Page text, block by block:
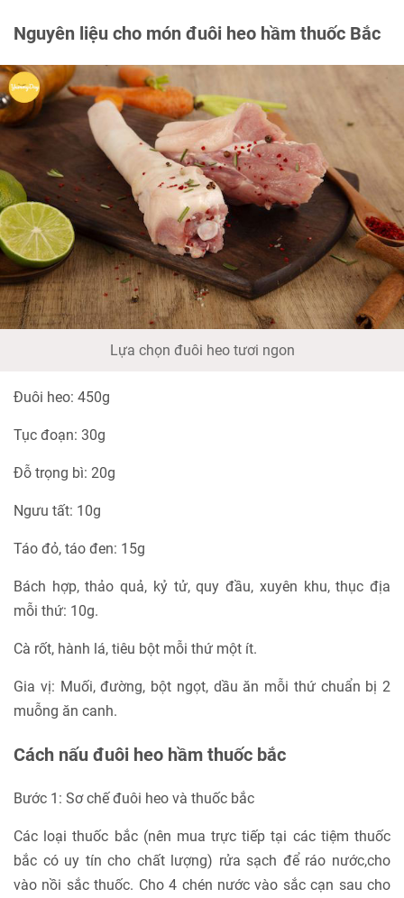
Nguyên liệu cho món đuôi heo hầm thuốc Bắc
Lựa chọn đuôi heo tươi ngon
Đuôi heo: 450g
Tục đoạn: 30g
Đỗ trọng bì: 20g
Ngưu tất: 10g
Táo đỏ, táo đen: 15g
Bách hợp, thảo quả, kỷ tử, quy đầu, xuyên khu, thục địa
mỗi thứ: 10g.
Cà rốt, hành lá, tiêu bột mỗi thứ một ít.
Gia vị: Muối, đường, bột ngọt, dầu ăn mỗi thứ chuẩn bị 2
muỗng ăn canh.
Cách nấu đuôi heo hầm thuốc bắc
Bước 1: Sơ chế đuôi heo và thuốc bắc
Các loại thuốc bắc (nên mua trực tiếp tại các tiệm thuốc
bắc có uy tín cho chất lượng) rửa sạch để ráo nước,cho
vào nồi sắc thuốc. Cho 4 chén nước vào sắc cạn sau cho